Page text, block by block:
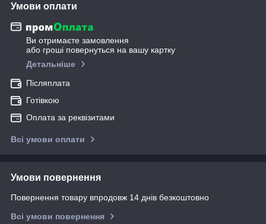
Умови оплати
Ви отримаєте замовлення
або гроші повернуться на вашу картку
Детальніше
Післяплата
Готівкою
Оплата за реквізитами
Всі умови оплати
Умови повернення
Повернення товару впродовж 14 днів безкоштовно
Всі умови повернення